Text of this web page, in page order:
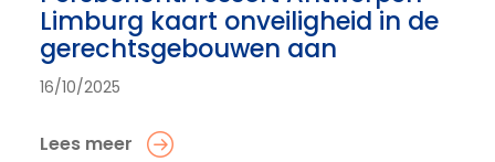
Limburg kaart onveiligheid in de
gerechtsgebouwen aan
16/10/2025
Lees meer